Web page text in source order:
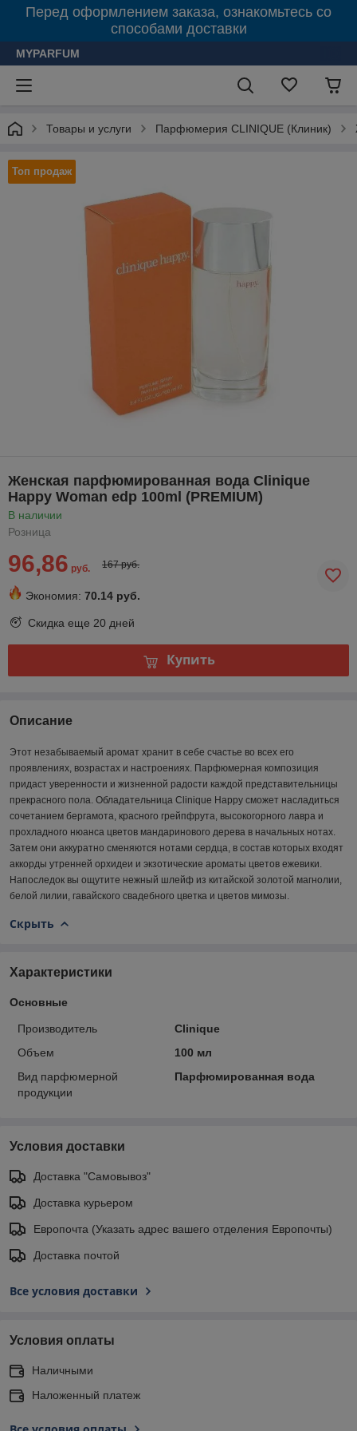
Перед оформлением заказа, ознакомьтесь со
способами доставки
MYPARFUM
Товары и услуги Парфюмерия CLINIQUE (Клиник)
Топ продаж
Женская парфюмированная вода Clinique
Happy Woman edp 100ml (PREMIUM)
В наличии
Розница
96,86 руб. 167 руб.
Экономия: 70.14 руб.
Скидка еще 20 дней
Купить
Описание
Этот незабываемый аромат хранит в себе счастье во всех его
проявлениях, возрастах и настроениях. Парфюмерная композиция
придаст уверенности и жизненной радости каждой представительницы
прекрасного пола. Обладательница Clinique Happy сможет насладиться
сочетанием бергамота, красного грейпфрута, высокогорного лавра и
прохладного нюанса цветов мандаринового дерева в начальных нотах.
Затем они аккуратно сменяются нотами сердца, в состав которых входят
аккорды утренней орхидеи и экзотические ароматы цветов ежевики.
Напоследок вы ощутите нежный шлейф из китайской золотой магнолии,
белой лилии, гавайского свадебного цветка и цветов мимозы.
Скрыть
Характеристики
Основные
Производитель
Clinique
Объем
100 мл
Вид парфюмерной
продукции
Парфюмированная вода
Условия доставки
Доставка "Самовывоз"
Доставка курьером
Европочта (Указать адрес вашего отделения Европочты)
Доставка почтой
Все условия доставки
Условия оплаты
Наличными
Наложенный платеж